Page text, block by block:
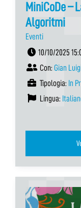
MiniCoDe –
Algoritmi
Eventi
10/10/2025
Con: Gian
Tipologia: In
Lingua: